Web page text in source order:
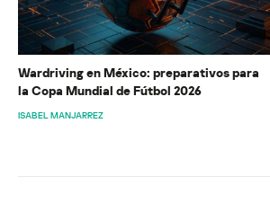
Wardriving en México: preparativos para
la Copa Mundial de Fútbol 2026
ISABEL MANJARREZ